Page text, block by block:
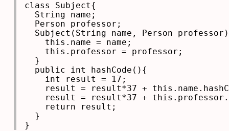
class Subject{
  String name;
  Person professor;
Subject(String name, Person
    this.name = name;
    this.professor = professor;
  }
  public int hashCode(){
    int result = 17;
result = result*37 +
result = result*37 +
    return result;
  }
}